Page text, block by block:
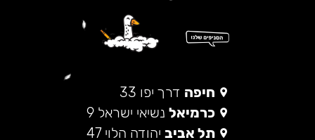
חיפה דרך יפו 33
כרמיאל נשיאי ישראל 9
תל אביב יהודה הלוי 47